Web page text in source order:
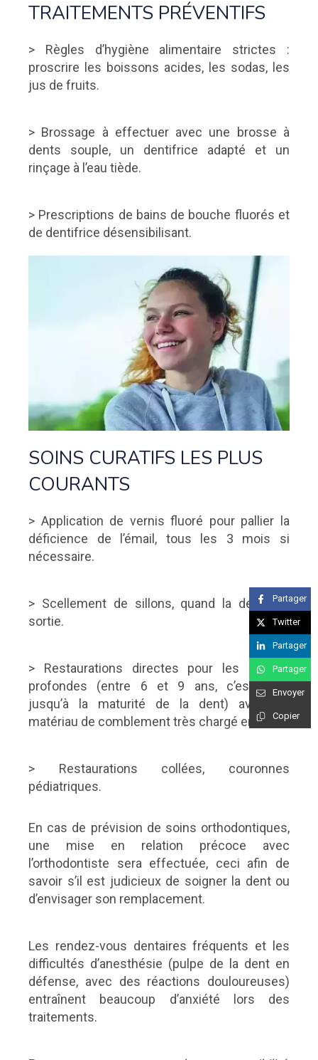
TRAITEMENTS PRÉVENTIFS
> Règles d’hygiène alimentaire strictes :
proscrire les boissons acides, les sodas, les
jus de fruits.
> Brossage à effectuer avec une brosse à
dents souple, un dentifrice adapté et un
rinçage à l’eau tiède.
> Prescriptions de bains de bouche fluorés et
de dentifrice désensibilisant.
SOINS CURATIFS LES PLUS
COURANTS
> Application de vernis fluoré pour pallier la
déficience de l’émail, tous les 3 mois si
nécessaire.
> Scellement de sillons, quand la dent est
sortie.
> Restaurations directes pour les lésions
profondes (entre 6 et 9 ans, c’est-à-dire
jusqu’à la maturité de la dent) avec du
matériau de comblement très chargé en fluor.
> Restaurations collées, couronnes
pédiatriques.
En cas de prévision de soins orthodontiques,
une mise en relation précoce avec
l’orthodontiste sera effectuée, ceci afin de
savoir s’il est judicieux de soigner la dent ou
d’envisager son remplacement.
Les rendez-vous dentaires fréquents et les
difficultés d’anesthésie (pulpe de la dent en
défense, avec des réactions douloureuses)
entraînent beaucoup d’anxiété lors des
traitements.
Partager
Twitter
Partager
Partager
Envoyer
Copier